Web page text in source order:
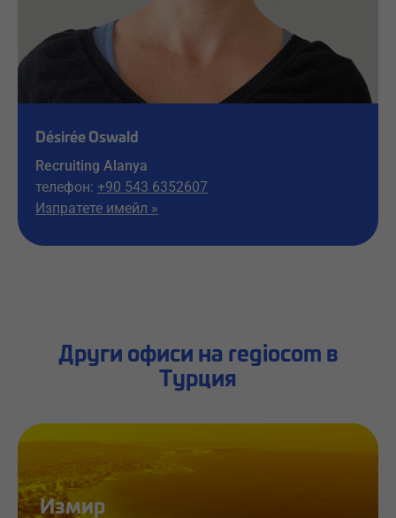
Désirée Oswald
Recruiting Alanya
телефон: +90 543 6352607
Изпратете имейл »
Други офиси на regiocom в
Турция
Измир